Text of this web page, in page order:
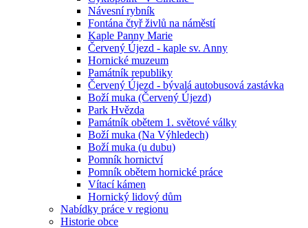
Návesní rybník
Fontána čtyř živlů na náměstí
Kaple Panny Marie
Červený Újezd - kaple sv. Anny
Hornické muzeum
Památník republiky
Červený Újezd - bývalá autobusová zastávka
Boží muka (Červený Újezd)
Park Hvězda
Památník obětem 1. světové války
Boží muka (Na Výhledech)
Boží muka (u dubu)
Pomník hornictví
Pomník obětem hornické práce
Vítací kámen
Hornický lidový dům
Nabídky práce v regionu
Historie obce